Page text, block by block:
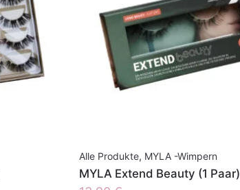
Alle Produkte, MYLA -Wimpern
MYLA Extend Beauty (1 Paar)